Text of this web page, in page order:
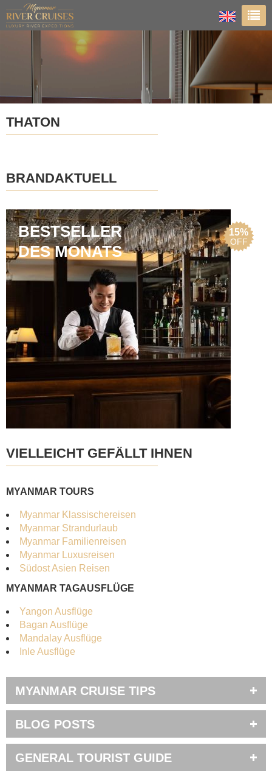
THATON
BRANDAKTUELL
15%
OFF
BESTSELLER
DES MONATS
VIELLEICHT GEFÄLLT IHNEN
MYANMAR TOURS
Myanmar Klassischereisen
Myanmar Strandurlaub
Myanmar Familienreisen
Myanmar Luxusreisen
Südost Asien Reisen
MYANMAR TAGAUSFLÜGE
Yangon Ausflüge
Bagan Ausflüge
Mandalay Ausflüge
Inle Ausflüge
MYANMAR CRUISE TIPS
BLOG POSTS
GENERAL TOURIST GUIDE